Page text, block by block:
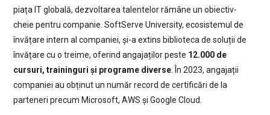
piața IT globală, dezvoltarea talentelor rămâne un obiectiv-
cheie pentru companie. SoftServe University, ecosistemul de
învățare intern al companiei, și-a extins biblioteca de soluții de
învățare cu o treime, oferind angajaților peste 12.000 de
cursuri, traininguri și programe diverse. În 2023, angajații
companiei au obținut un număr record de certificări de la
parteneri precum Microsoft, AWS și Google Cloud.